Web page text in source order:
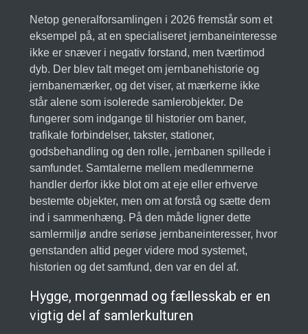
Netop generalforsamlingen i 2026 fremstår som et
eksempel på, at en specialiseret jernbaneinteresse
ikke er snæver i negativ forstand, men tværtimod
dyb. Der blev talt meget om jernbanehistorie og
jernbanemærker, og det viser, at mærkerne ikke
står alene som isolerede samlerobjekter. De
fungerer som indgange til historier om baner,
trafikale forbindelser, takster, stationer,
godsbehandling og den rolle, jernbanen spillede i
samfundet. Samtalerne mellem medlemmerne
handler derfor ikke blot om at eje eller erhverve
bestemte objekter, men om at forstå og sætte dem
ind i sammenhæng. På den måde ligner dette
samlermiljø andre seriøse jernbaneinteresser, hvor
genstanden altid peger videre mod systemet,
historien og det samfund, den var en del af.
Hygge, morgenmad og fællesskab er en
vigtig del af samlerkulturen